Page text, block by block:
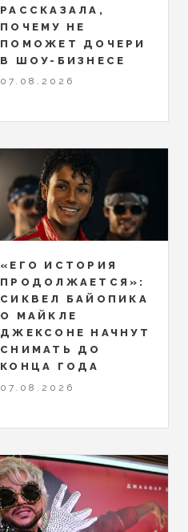
РАССКАЗАЛА,
ПОЧЕМУ НЕ
ПОМОЖЕТ ДОЧЕРИ
В ШОУ-БИЗНЕСЕ
07.08.2026
«ЕГО ИСТОРИЯ
ПРОДОЛЖАЕТСЯ»:
СИКВЕЛ БАЙОПИКА
О МАЙКЛЕ
ДЖЕКСОНЕ НАЧНУТ
СНИМАТЬ ДО
КОНЦА ГОДА
07.08.2026